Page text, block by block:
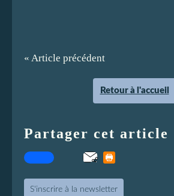
« Article précédent
Retour à l'accueil
Partager cet article
S'inscrire à la newsletter